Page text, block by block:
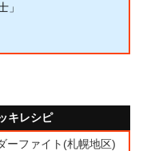
」
キレシピ
ーファイト(札幌地区)